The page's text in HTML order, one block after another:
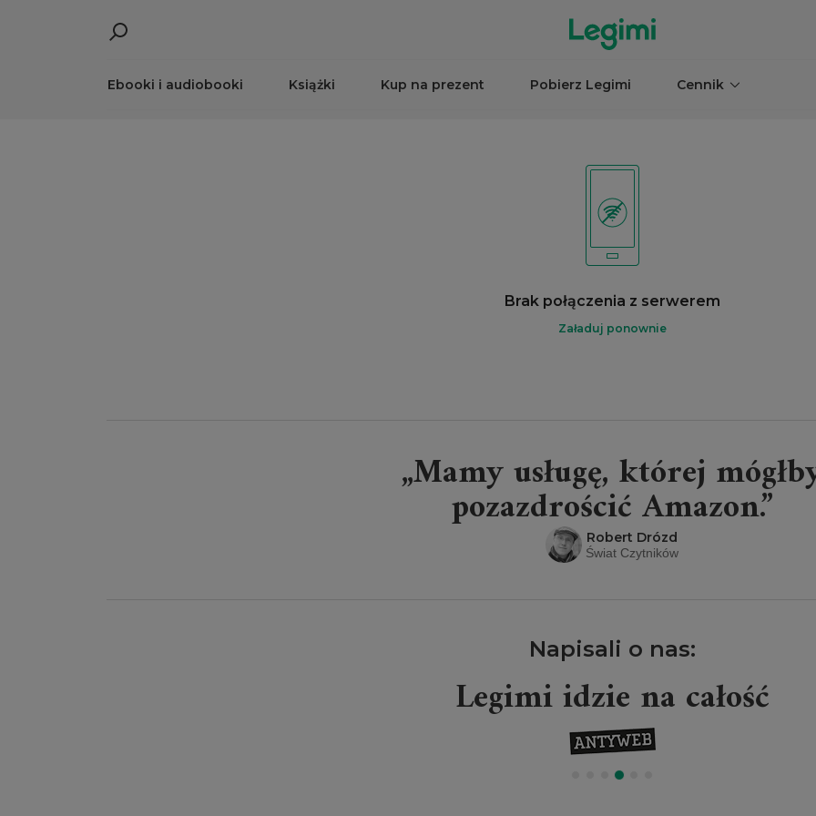
Ebooki i audiobooki Książki Kup na prezent Pobierz Legimi Cennik
Brak połączenia z serwerem
Załaduj ponownie
„Mamy usługę, której
pozazdrościć Amazon.”
Robert Drózd
Świat Czytników
Napisali o nas:
Legimi idzie na całość